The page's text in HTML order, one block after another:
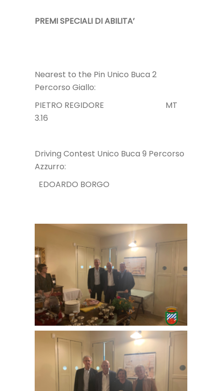
PREMI SPECIALI DI ABILITA’
Nearest to the Pin Unico Buca 2
Percorso Giallo:
PIETRO REGIDORE MT
3.16
Driving Contest Unico Buca 9 Percorso
Azzurro:
EDOARDO BORGO